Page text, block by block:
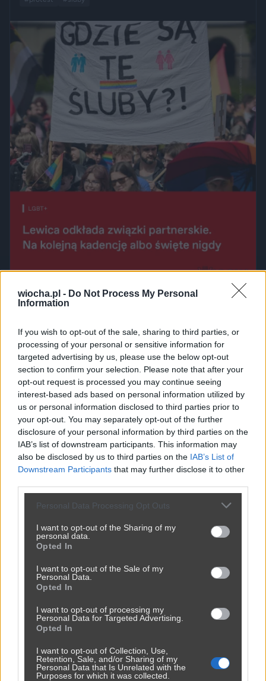
wiocha.pl - Do Not Process My Personal
Information
If you wish to opt-out of the sale, sharing to third parties, or
processing of your personal or sensitive information for
targeted advertising by us, please use the below opt-out
section to confirm your selection. Please note that after your
opt-out request is processed you may continue seeing
interest-based ads based on personal information utilized by
us or personal information disclosed to third parties prior to
your opt-out. You may separately opt-out of the further
disclosure of your personal information by third parties on the
IAB’s list of downstream participants. This information may
also be disclosed by us to third parties on the IAB’s List of
Downstream Participants that may further disclose it to other
Personal Data Processing Opt Outs
I want to opt-out of the Sharing of my
personal data.
Opted In
I want to opt-out of the Sale of my
Personal Data.
Opted In
I want to opt-out of processing my
Personal Data for Targeted Advertising.
Opted In
I want to opt-out of Collection, Use,
Retention, Sale, and/or Sharing of my
Personal Data that Is Unrelated with the
Purposes for which it was collected.
21
Nie dla zrównania wieku emerytalnego,
bo...
przezKordiant — 3 tygodnie temu wgrane.pl
Kategoria: 🏛️Polityka Tagi: #wiek #lewica
#emerytalny
#kotula
kobiety sprzątają więcej.
Udostępnij
Co Lewica zrobiła w tej kadencji dla
mężczyzn?
przezbamboocza
Kategoria: 🏛️Polityka Tagi: #lewica #mężczyźni
12 3 Udostępnij